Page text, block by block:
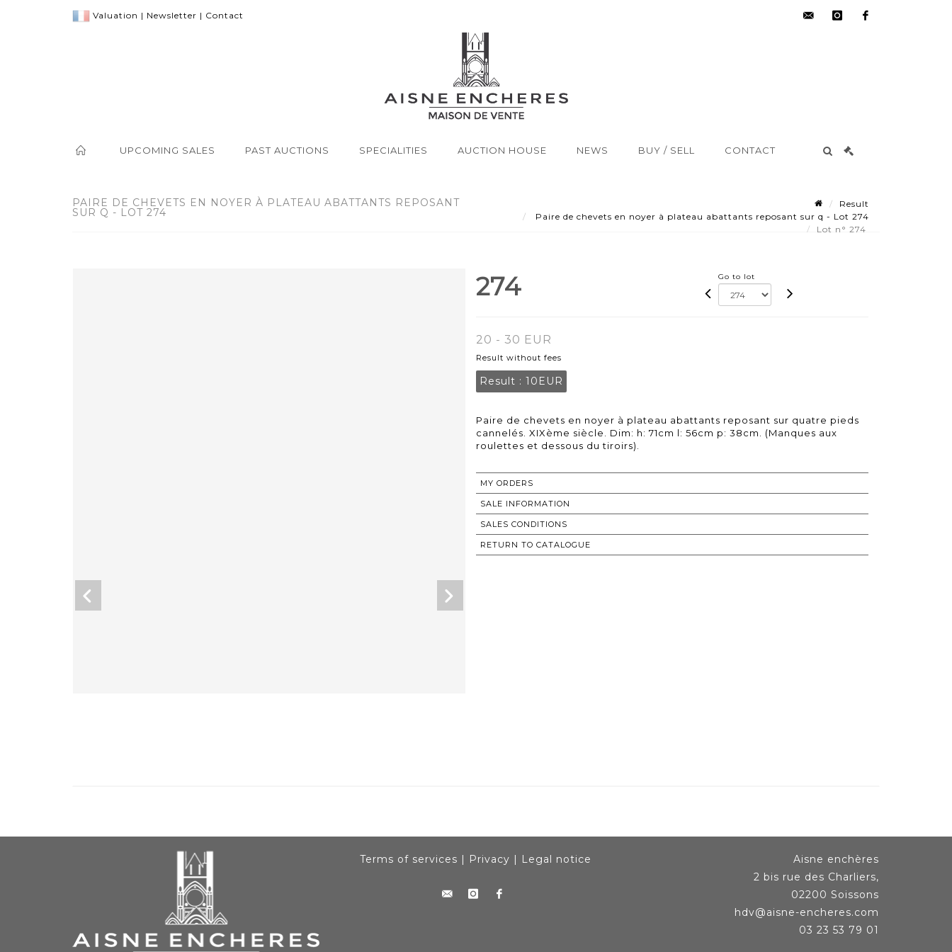
Valuation | Newsletter | Contact
UPCOMING SALES PAST AUCTIONS SPECIALITIES AUCTION HOUSE NEWS BUY / SELL CONTACT
PAIRE DE CHEVETS EN NOYER À PLATEAU ABATTANTS REPOSANT
SUR Q - LOT 274
Result
Paire de chevets en noyer à plateau abattants reposant sur q - Lot 274
Lot n° 274
274 Go to lot
20 - 30 EUR
Result without fees
Result : 10EUR
Paire de chevets en noyer à plateau abattants reposant sur quatre pieds
cannelés. XIXème siècle. Dim: h: 71cm l: 56cm p: 38cm. (Manques aux
roulettes et dessous du tiroirs).
MY ORDERS
SALE INFORMATION
SALES CONDITIONS
RETURN TO CATALOGUE
Terms of services | Privacy | Legal notice
Aisne enchères
2 bis rue des Charliers,
02200 Soissons
hdv@aisne-encheres.com
03 23 53 79 01